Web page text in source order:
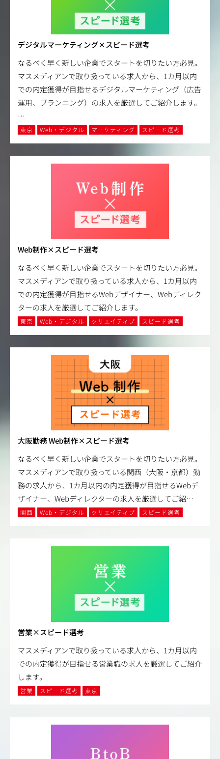
デジタルマーケティング×スピード選考
なるべく早く新しい企業でスタートを切りたい方必見。
マスメディアンで取り扱っている求人から、1カ月以内
での内定獲得が目指せるデジタルマーケティング（広告
運用、プランニング）の求人を厳選してご紹介します。
…
東京 Web・デジタル マーケティング スピード選考
Web制作×スピード選考
なるべく早く新しい企業でスタートを切りたい方必見。
マスメディアンで取り扱っている求人から、1カ月以内
での内定獲得が目指せるWebデザイナー、Webディレク
ターの求人を厳選してご紹介します。
東京 Web・デジタル クリエイティブ スピード選考
大阪勤務 Web制作×スピード選考
なるべく早く新しい企業でスタートを切りたい方必見。
マスメディアンで取り扱っている関西（大阪・京都）勤
務の求人から、1カ月以内の内定獲得が目指せるWebデ
ザイナー、Webディレクターの求人を厳選してご紹…
関西 Web・デジタル クリエイティブ スピード選考
営業×スピード選考
マスメディアンで取り扱っている求人から、1カ月以内
での内定獲得が目指せる営業職の求人を厳選してご紹介
します。
営業 スピード選考 東京